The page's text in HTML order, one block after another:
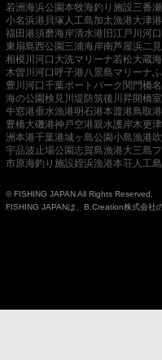
若洲海浜公園本牧海釣り施設三番瀬
小名浜港 貝塚人工島加太漁港大津港
福田港須磨海岸清水港 旧江戸川河口
東扇島西公園三浦海岸南芦屋浜二
相模川河口 大洗マリーナ若松大蔵
木曽川河口呼子港 八景島マリーナ
豊川河口千葉ポートパーク関門橋
海の公園検見川堤防筑後川昇開橋
牛窓港垂水漁港明石港本渡港鳥取港
豊橋大磯港神戸空港親水護岸木更
洲本港千葉港城ヶ島公園小島漁港
宇品波止場公園志賀島漁港大三島
市原海釣り施設姪浜漁港本荘人工島
© FISHING JAPAN All Rights Reserved.
FISHING JAPANは、B.Creation株式会社